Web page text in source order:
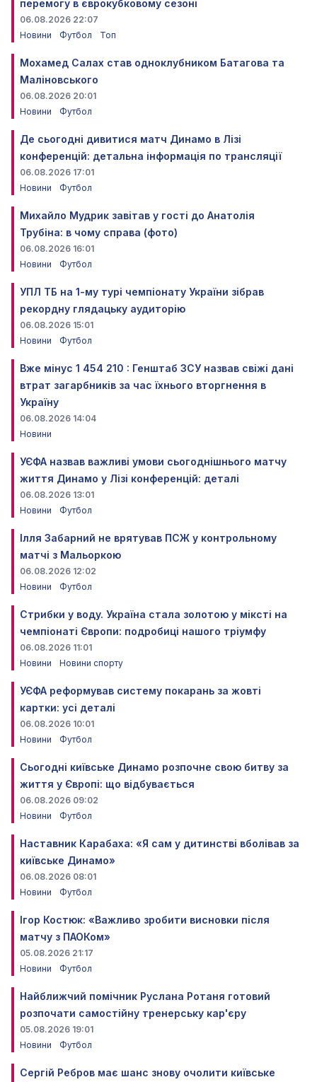
перемогу в єврокубковому сезоні
06.08.2026 22:07
Новини
Футбол Топ
Мохамед Салах став одноклубником Батагова та
Маліновського
06.08.2026 20:01
Новини
Футбол
Де сьогодні дивитися матч Динамо в Лізі
конференцій: детальна інформація по трансляції
06.08.2026 17:01
Новини
Футбол
Михайло Мудрик завітав у гості до Анатолія
Трубіна: в чому справа (фото)
06.08.2026 16:01
Новини
Футбол
УПЛ ТБ на 1-му турі чемпіонату України зібрав
рекордну глядацьку аудиторію
06.08.2026 15:01
Новини
Футбол
Вже мінус 1 454 210 : Генштаб ЗСУ назвав свіжі дані
втрат загарбників за час їхнього вторгнення в
Україну
06.08.2026 14:04
Новини
УЄФА назвав важливі умови сьогоднішнього матчу
життя Динамо у Лізі конференцій: деталі
06.08.2026 13:01
Новини
Футбол
Ілля Забарний не врятував ПСЖ у контрольному
матчі з Мальоркою
06.08.2026 12:02
Новини
Футбол
Стрибки у воду. Україна стала золотою у міксті на
чемпіонаті Європи: подробиці нашого тріумфу
06.08.2026 11:01
Новини
Новини спорту
УЄФА реформував систему покарань за жовті
картки: усі деталі
06.08.2026 10:01
Новини
Футбол
Сьогодні київське Динамо розпочне свою битву за
життя у Європі: що відбувається
06.08.2026 09:02
Новини
Футбол
Наставник Карабаха: «Я сам у дитинстві вболівав за
київське Динамо»
06.08.2026 08:01
Новини
Футбол
Ігор Костюк: «Важливо зробити висновки після
матчу з ПАОКом»
05.08.2026 21:17
Новини
Футбол
Найближчий помічник Руслана Ротаня готовий
розпочати самостійну тренерську кар'єру
05.08.2026 19:01
Новини
Футбол
Сергій Ребров має шанс знову очолити київське